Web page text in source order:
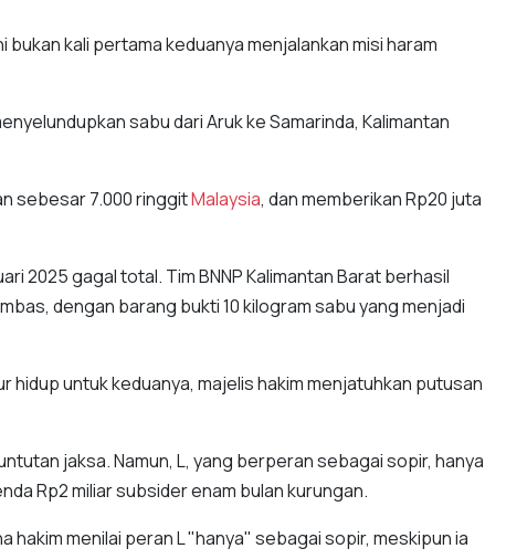
kali pertama keduanya menjalankan misi haram
sabu dari Aruk ke Samarinda, Kalimantan
sebesar 7.000 ringgitMalaysia, dan memberikan Rp20 juta
2025 gagal total. Tim BNNP Kalimantan Barat berhasil
dengan barang bukti 10 kilogram sabu yang menjadi
hidup untuk keduanya, majelis hakim menjatuhkan putusan
jaksa. Namun, L, yang berperan sebagai sopir, hanya
Rp2 miliar subsider enam bulan kurungan.
hakim menilai peran L "hanya" sebagai sopir, meskipun ia